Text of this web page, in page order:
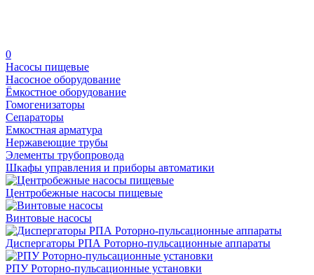
0
Насосы пищевые
Насосное оборудование
Ёмкостное оборудование
Гомогенизаторы
Сепараторы
Емкостная арматура
Нержавеющие трубы
Элементы трубопровода
Шкафы управления и приборы автоматики
Центробежные насосы пищевые
Винтовые насосы
Диспергаторы РПА Роторно-пульсационные аппараты
РПУ Роторно-пульсационные установки